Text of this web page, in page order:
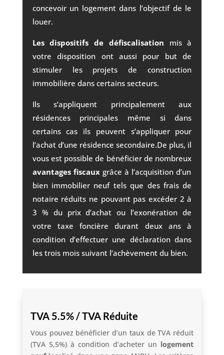
concevoir un logement dans l’objectif de le
louer.
Les dispositifs de défiscalisation mis à
votre disposition ont aussi pour but de
stimuler les projets de construction
immobilière dans certains secteurs.
Ils s’appliquent principalement aux
résidences principales même si dans
certains cas ils peuvent s’appliquer pour
l’achat d’une résidence secondaire.De plus, il
vous est possible de bénéficier de nombreux
avantages fiscauxgrâce à l’acquisition d’un
bien immobilier neuf tels que des frais de
notaire réduits ne pouvant pas excéder 2 à
3 % du prix d’achat ou l’exonération de
votre taxe foncière durant deux ans à
condition d’effectuer une déclaration dans
les trois mois suivant l’achèvement du bien.
TVA 5.5% / TVA Réduite
Vous pouvez bénéficier d’un taux de TVA réduit
(TVA 5,5%) à condition d’acheter un logement